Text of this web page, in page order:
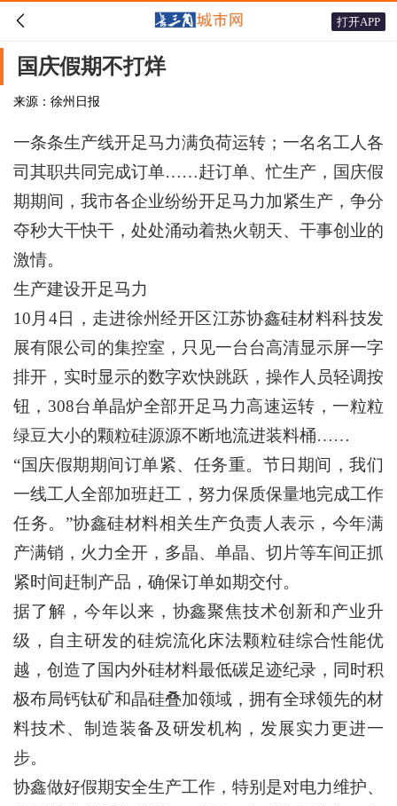
 打开APP
国庆假期不打烊
来源：徐州日报
一条条生产线开足马力满负荷运转；一名名工人各
司其职共同完成订单……赶订单、忙生产，国庆假
期期间，我市各企业纷纷开足马力加紧生产，争分
夺秒大干快干，处处涌动着热火朝天、干事创业的
激情。
生产建设开足马力
10月4日，走进徐州经开区江苏协鑫硅材料科技发
展有限公司的集控室，只见一台台高清显示屏一字
排开，实时显示的数字欢快跳跃，操作人员轻调按
钮，308台单晶炉全部开足马力高速运转，一粒粒
绿豆大小的颗粒硅源源不断地流进装料桶……
“国庆假期期间订单紧、任务重。节日期间，我们
一线工人全部加班赶工，努力保质保量地完成工作
任务。”协鑫硅材料相关生产负责人表示，今年满
产满销，火力全开，多晶、单晶、切片等车间正抓
紧时间赶制产品，确保订单如期交付。
据了解，今年以来，协鑫聚焦技术创新和产业升
级，自主研发的硅烷流化床法颗粒硅综合性能优
越，创造了国内外硅材料最低碳足迹纪录，同时积
极布局钙钛矿和晶硅叠加领域，拥有全球领先的材
料技术、制造装备及研发机构，发展实力更进一
步。
协鑫做好假期安全生产工作，特别是对电力维护、